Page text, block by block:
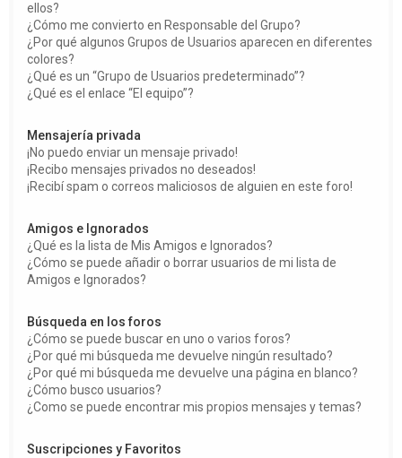
ellos?
¿Cómo me convierto en Responsable del Grupo?
¿Por qué algunos Grupos de Usuarios aparecen en diferentes
colores?
¿Qué es un “Grupo de Usuarios predeterminado”?
¿Qué es el enlace “El equipo”?
Mensajería privada
¡No puedo enviar un mensaje privado!
¡Recibo mensajes privados no deseados!
¡Recibí spam o correos maliciosos de alguien en este foro!
Amigos e Ignorados
¿Qué es la lista de Mis Amigos e Ignorados?
¿Cómo se puede añadir o borrar usuarios de mi lista de
Amigos e Ignorados?
Búsqueda en los foros
¿Cómo se puede buscar en uno o varios foros?
¿Por qué mi búsqueda me devuelve ningún resultado?
¿Por qué mi búsqueda me devuelve una página en blanco?
¿Cómo busco usuarios?
¿Como se puede encontrar mis propios mensajes y temas?
Suscripciones y Favoritos